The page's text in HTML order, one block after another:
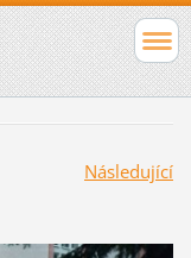
Následující